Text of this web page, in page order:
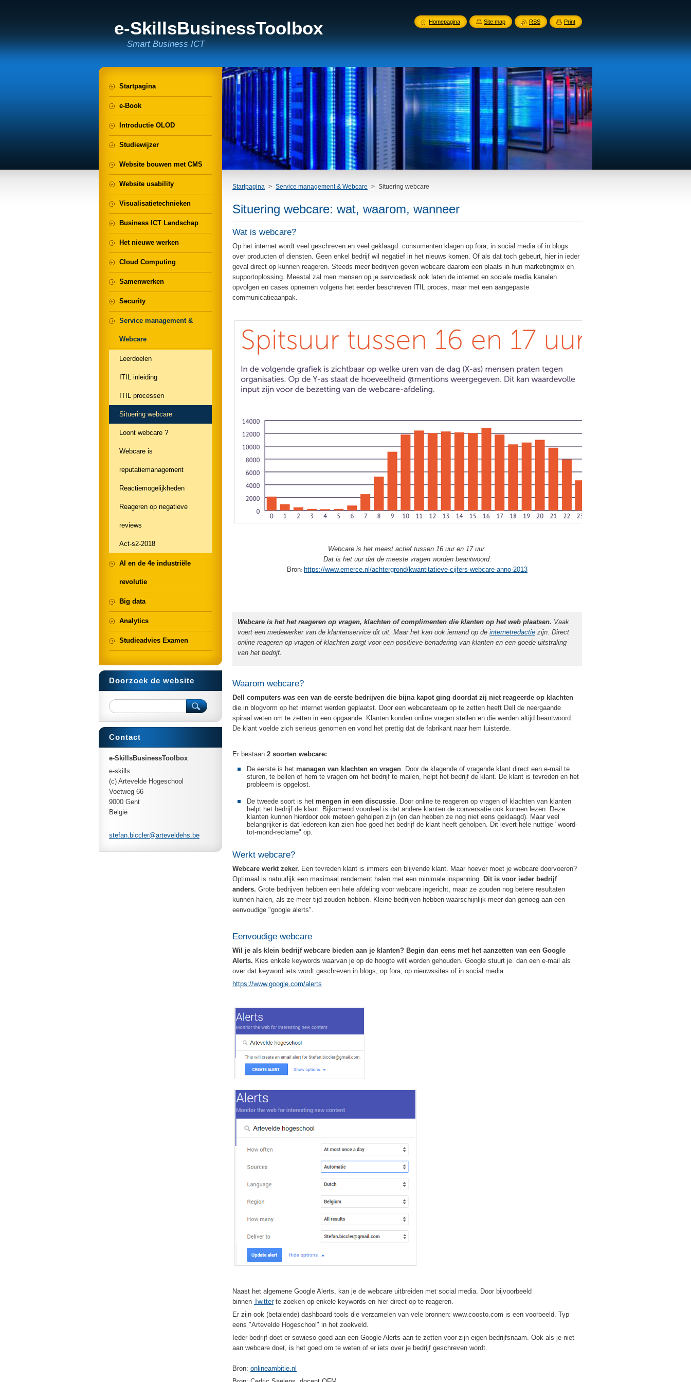
e-SkillsBusinessToolbox
Smart Business ICT
Startpagina > Service management & Webcare > Situering webcare
Situering webcare: wat, waarom, wanneer
Wat is webcare?
Op het internet wordt veel geschreven en veel geklaagd. consumenten klagen op fora, in social media of in blogs
over producten of diensten. Geen enkel bedrijf wil negatief in het nieuws komen. Of als dat toch gebeurt, hier in ieder
geval direct op kunnen reageren. Steeds meer bedrijven geven webcare daarom een plaats in hun marketingmix en
supportoplossing. Meestal zal men mensen op je servicedesk ook laten de internet en sociale media kanalen
opvolgen en cases opnemen volgens het eerder beschreven ITIL proces, maar met een aangepaste
communicatieaanpak.
Webcare is het meest actief tussen 16 uur en 17 uur.
Dat is het uur dat de meeste vragen worden beantwoord.
Bron: https://www.emerce.nl/achtergrond/kwantitatieve-cijfers-webcare-anno-2013
Webcare is het het reageren op vragen, klachten of complimenten die klanten op het web plaatsen. Vaak
voert een medewerker van de klantenservice dit uit. Maar het kan ook iemand op de internetredactie zijn. Direct
online reageren op vragen of klachten zorgt voor een positieve benadering van klanten en een goede uitstraling
van het bedrijf.
Waarom webcare?
Dell computers was een van de eerste bedrijven die bijna kapot ging doordat zij niet reageerde op klachten
die in blogvorm op het internet werden geplaatst. Door een webcareteam op te zetten heeft Dell de neergaande
spiraal weten om te zetten in een opgaande. Klanten konden online vragen stellen en die werden altijd beantwoord.
De klant voelde zich serieus genomen en vond het prettig dat de fabrikant naar hem luisterde.
Er bestaan 2 soorten webcare:
De eerste is het managen van klachten en vragen. Door de klagende of vragende klant direct een e-mail te
sturen, te bellen of hem te vragen om het bedrijf te mailen, helpt het bedrijf de klant. De klant is tevreden en het
probleem is opgelost.
De tweede soort is het mengen in een discussie. Door online te reageren op vragen of klachten van klanten
helpt het bedrijf de klant. Bijkomend voordeel is dat andere klanten de conversatie ook kunnen lezen. Deze
klanten kunnen hierdoor ook meteen geholpen zijn (en dan hebben ze nog niet eens geklaagd). Maar veel
belangrijker is dat iedereen kan zien hoe goed het bedrijf de klant heeft geholpen. Dit levert hele nuttige "woord-
tot-mond-reclame" op.
Werkt webcare?
Webcare werkt zeker. Een tevreden klant is immers een blijvende klant. Maar hoever moet je webcare doorvoeren?
Optimaal is natuurlijk een maximaal rendement halen met een minimale inspanning. Dit is voor ieder bedrijf
anders. Grote bedrijven hebben een hele afdeling voor webcare ingericht, maar ze zouden nog betere resultaten
kunnen halen, als ze meer tijd zouden hebben. Kleine bedrijven hebben waarschijnlijk meer dan genoeg aan een
eenvoudige "google alerts".
Eenvoudige webcare
Wil je als klein bedrijf webcare bieden aan je klanten? Begin dan eens met het aanzetten van een Google
Alerts. Kies enkele keywords waarvan je op de hoogte wilt worden gehouden. Google stuurt je dan een e-mail als
over dat keyword iets wordt geschreven in blogs, op fora, op nieuwssites of in social media.
https://www.google.com/alerts
Naast het algemene Google Alerts, kan je de webcare uitbreiden met social media. Door bijvoorbeeld
binnen Twitterte zoeken op enkele keywords en hier direct op te reageren.
Er zijn ook (betalende) dashboard tools die verzamelen van vele bronnen: www.coosto.com is een voorbeeld. Typ
eens "Artevelde Hogeschool" in het zoekveld.
Ieder bedrijf doet er sowieso goed aan een Google Alerts aan te zetten voor zijn eigen bedrijfsnaam. Ook als je niet
aan webcare doet, is het goed om te weten of er iets over je bedrijf geschreven wordt.
Bron: onlineambitie.nl
Startpagina
e-Book
Introductie OLOD
Studiewijzer
Website bouwen met CMS
Website usability
Visualisatietechnieken
Business ICT Landschap
Het nieuwe werken
Cloud Computing
Samenwerken
Security
Service management &
Webcare
Leerdoelen
ITIL inleiding
ITIL processen
Situering webcare
Loont webcare ?
Webcare is
reputatiemanagement
Reactiemogelijkheden
Reageren op negatieve
reviews
Act-s2-2018
AI en de 4e industriële
revolutie
Big data
Analytics
Studieadvies Examen
Doorzoek de website
Contact
e-SkillsBusinessToolbox
e-skills
(c) Artevelde Hogeschool
Voetweg 66
9000 Gent
België
stefan.biccler@arteveldehs.be
Homepagina Site map RSS Print